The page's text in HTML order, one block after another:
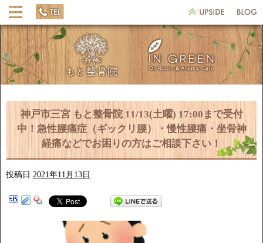
神戸市三宮 もと整骨院 11/13(土曜) 17:00まで受付
中！急性腰痛症（ギックリ腰）・慢性腰痛・坐骨神
経痛などでお困りの方はご相談下さい！
投稿日 2021年11月13日